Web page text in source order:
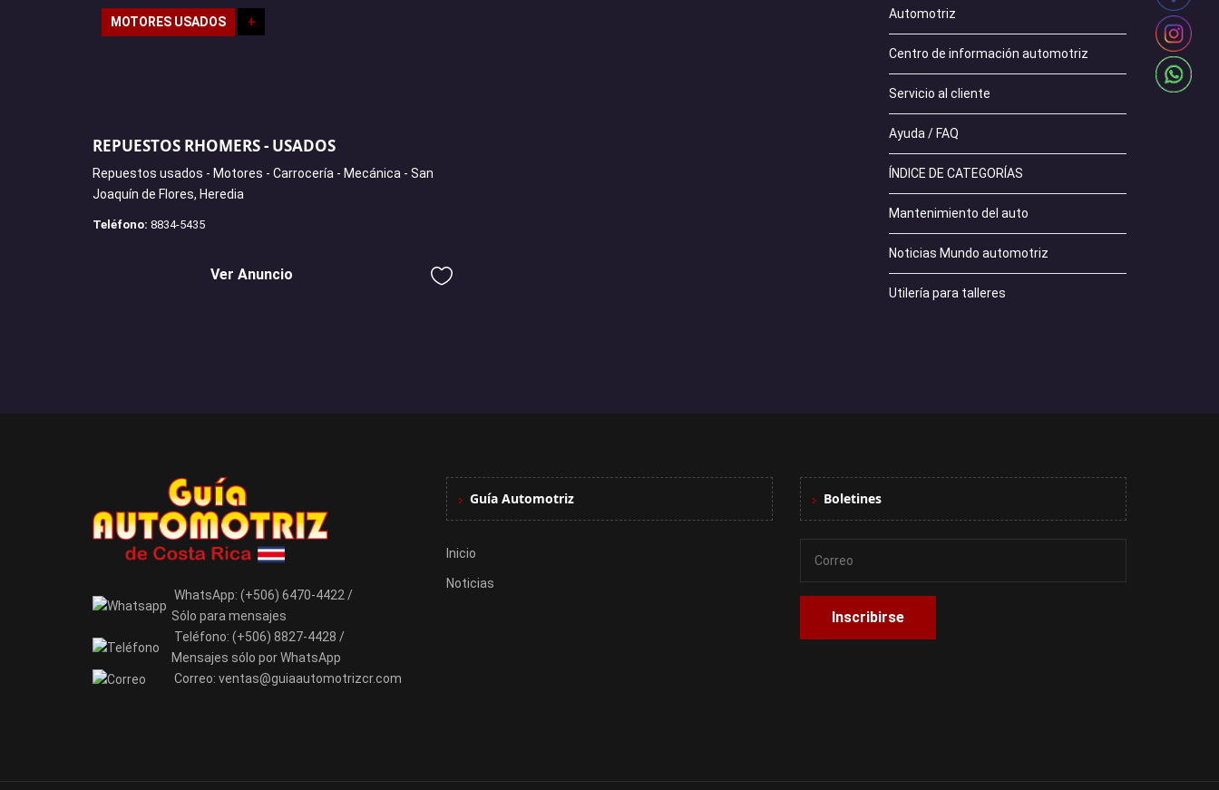
MOTORES USADOS +
REPUESTOS RHOMERS - USADOS
Repuestos usados - Motores - Carrocería - Mecánica - San
Joaquín de Flores, Heredia
Teléfono: 8834-5435
Ver Anuncio
Automotriz
Centro de información automotriz
Servicio al cliente
Ayuda / FAQ
ÍNDICE DE CATEGORÍAS
Mantenimiento del auto
Noticias Mundo automotriz
Utilería para talleres
WhatsApp: (+506) 6470-4422 /
Sólo para mensajes
Teléfono: (+506) 8827-4428 /
Mensajes sólo por WhatsApp
Correo: ventas@guiaautomotrizcr.com
Guía Automotriz
Inicio
Noticias
Boletines